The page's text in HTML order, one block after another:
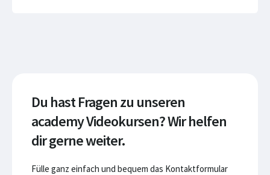
Du hast Fragen zu unseren
academy Videokursen? Wir helfen
dir gerne weiter.
Fülle ganz einfach und bequem das Kontaktformular